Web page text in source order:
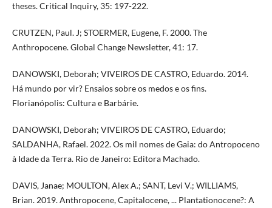
theses. Critical Inquiry, 35: 197-222.
CRUTZEN, Paul. J; STOERMER, Eugene, F. 2000. The
Anthropocene. Global Change Newsletter, 41: 17.
DANOWSKI, Deborah; VIVEIROS DE CASTRO, Eduardo. 2014.
Há mundo por vir? Ensaios sobre os medos e os fins.
Florianópolis: Cultura e Barbárie.
DANOWSKI, Deborah; VIVEIROS DE CASTRO, Eduardo;
SALDANHA, Rafael. 2022. Os mil nomes de Gaia: do Antropoceno
à Idade da Terra. Rio de Janeiro: Editora Machado.
DAVIS, Janae; MOULTON, Alex A.; SANT, Levi V.; WILLIAMS,
Brian. 2019. Anthropocene, Capitalocene, ... Plantationocene?: A